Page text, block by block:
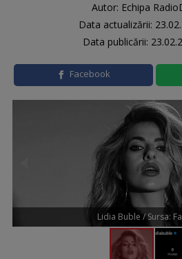
Autor: Echipa
Data actualizării:
Data publicării:
Facebook
Lidia Buble / Sursa: